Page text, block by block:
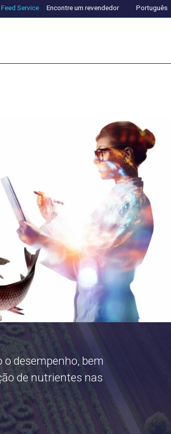
Service Encontre um revendedor Português
desempenho, bem
de nutrientes nas